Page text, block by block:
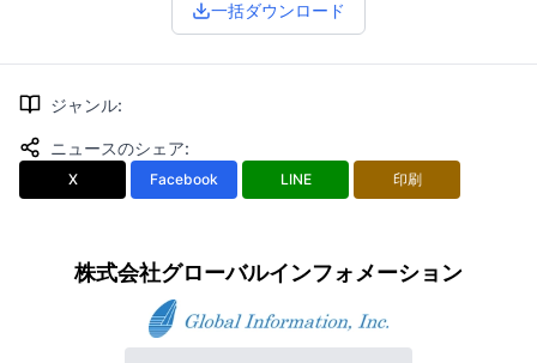
一括ダウンロード
ジャンル:
ニュースのシェア:
X Facebook LINE 印刷
株式会社グローバルインフォメーション